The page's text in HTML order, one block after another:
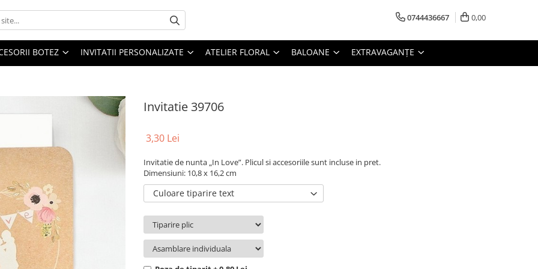
0744436667 0,00
BOTEZ INVITATII PERSONALIZATE ATELIER FLORAL BALOANE EXTRAVAGANȚE
Invitatie 39706
3,30 Lei
Invitatie de nunta „In Love”. Plicul si accesoriile sunt incluse in pret.
Dimensiuni: 10,8 x 16,2 cm
Culoare tiparire text